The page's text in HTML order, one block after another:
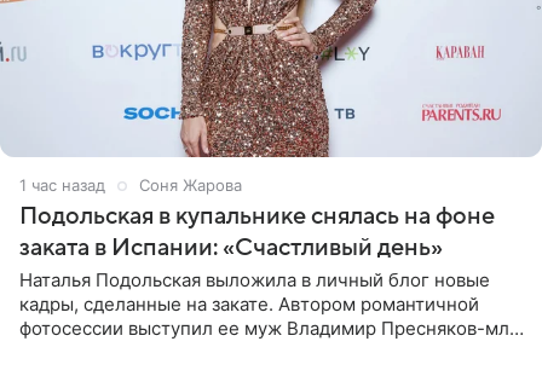
1 час назад Соня Жарова
Подольская в купальнике снялась на фоне
заката в Испании: «Счастливый день»
Наталья Подольская выложила в личный блог новые
кадры, сделанные на закате. Автором романтичной
фотосессии выступил ее муж Владимир Пресняков-мл.